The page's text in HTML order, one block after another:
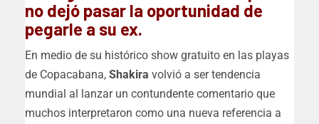
no dejó pasar la oportunidad de
pegarle a su ex.
En medio de su histórico show gratuito en las playas
de Copacabana, Shakira volvió a ser tendencia
mundial al lanzar un contundente comentario que
muchos interpretaron como una nueva referencia a